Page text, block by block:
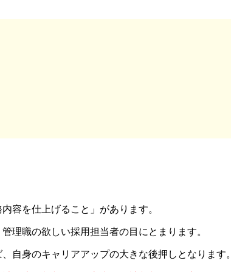
容を仕上げること」があります。
理職の欲しい採用担当者の目にとまります。
自身のキャリアアップの大きな後押しとなります